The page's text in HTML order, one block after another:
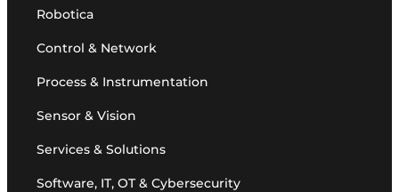
Robotica
Control & Network
Process & Instrumentation
Sensor & Vision
Services & Solutions
Software, IT, OT & Cybersecurity